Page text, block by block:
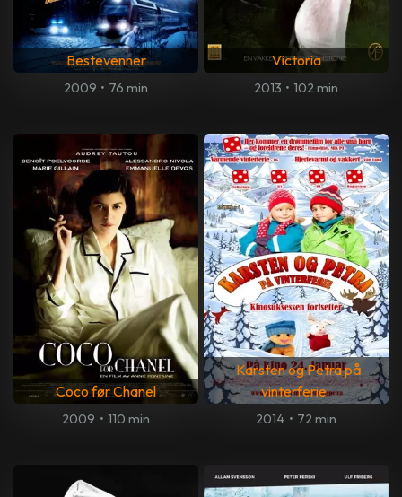
Bestevenner
2009 • 76 min
Victoria
2013 • 102 min
Coco før Chanel
2009 • 110 min
Karsten og Petra på
vinterferie
2014 • 72 min